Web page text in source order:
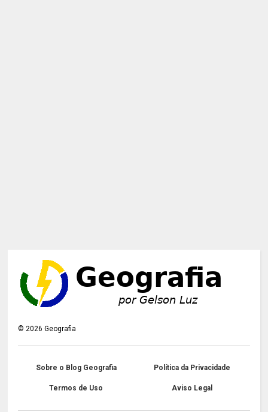
©2026 Geografia
Sobre o Blog Geografia Política da Privacidade
Termos de Uso Aviso Legal